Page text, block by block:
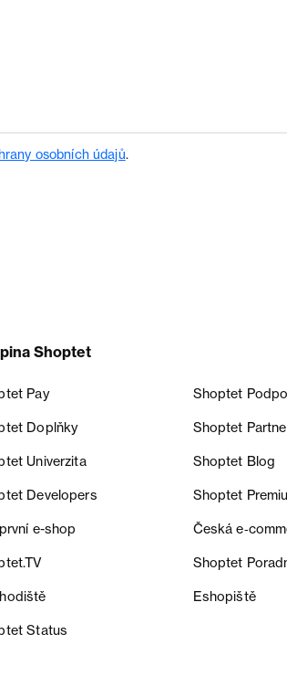
osobních údajů.
Shoptet
Pay Shoptet
Doplňky Shoptet
Univerzita Shoptet Blog
Developers Shoptet
e-shop Česká
Shoptet
Eshopiště
Status